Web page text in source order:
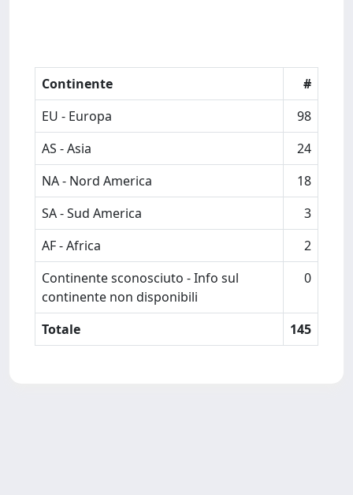
Continente
#
EU - Europa
98
AS - Asia
24
NA - Nord America
18
SA - Sud America
3
AF - Africa
2
Continente sconosciuto - Info sul
continente non disponibili
0
Totale 145